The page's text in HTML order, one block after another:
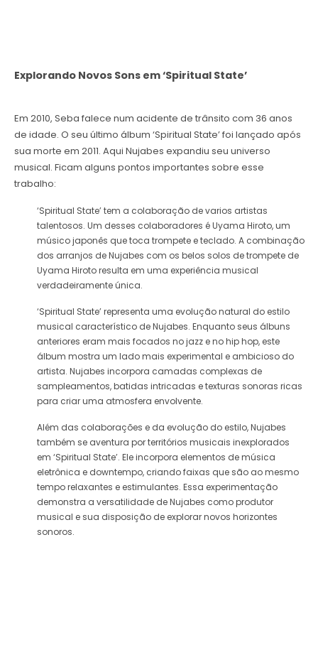
Explorando Novos Sons em ‘Spiritual State’
Em 2010, Seba falece num acidente de trânsito com 36 anos
de idade. O seu último álbum ‘Spiritual State’ foi lançado após
sua morte em 2011. Aqui Nujabes expandiu seu universo
musical. Ficam alguns pontos importantes sobre esse
trabalho:
‘Spiritual State’ tem a colaboração de varios artistas
talentosos. Um desses colaboradores é Uyama Hiroto, um
músico japonês que toca trompete e teclado. A combinação
dos arranjos de Nujabes com os belos solos de trompete de
Uyama Hiroto resulta em uma experiência musical
verdadeiramente única.
‘Spiritual State’ representa uma evolução natural do estilo
musical característico de Nujabes. Enquanto seus álbuns
anteriores eram mais focados no jazz e no hip hop, este
álbum mostra um lado mais experimental e ambicioso do
artista. Nujabes incorpora camadas complexas de
sampleamentos, batidas intricadas e texturas sonoras ricas
para criar uma atmosfera envolvente.
Além das colaborações e da evolução do estilo, Nujabes
também se aventura por territórios musicais inexplorados
em ‘Spiritual State’. Ele incorpora elementos de música
eletrônica e downtempo, criando faixas que são ao mesmo
tempo relaxantes e estimulantes. Essa experimentação
demonstra a versatilidade de Nujabes como produtor
musical e sua disposição de explorar novos horizontes
sonoros.